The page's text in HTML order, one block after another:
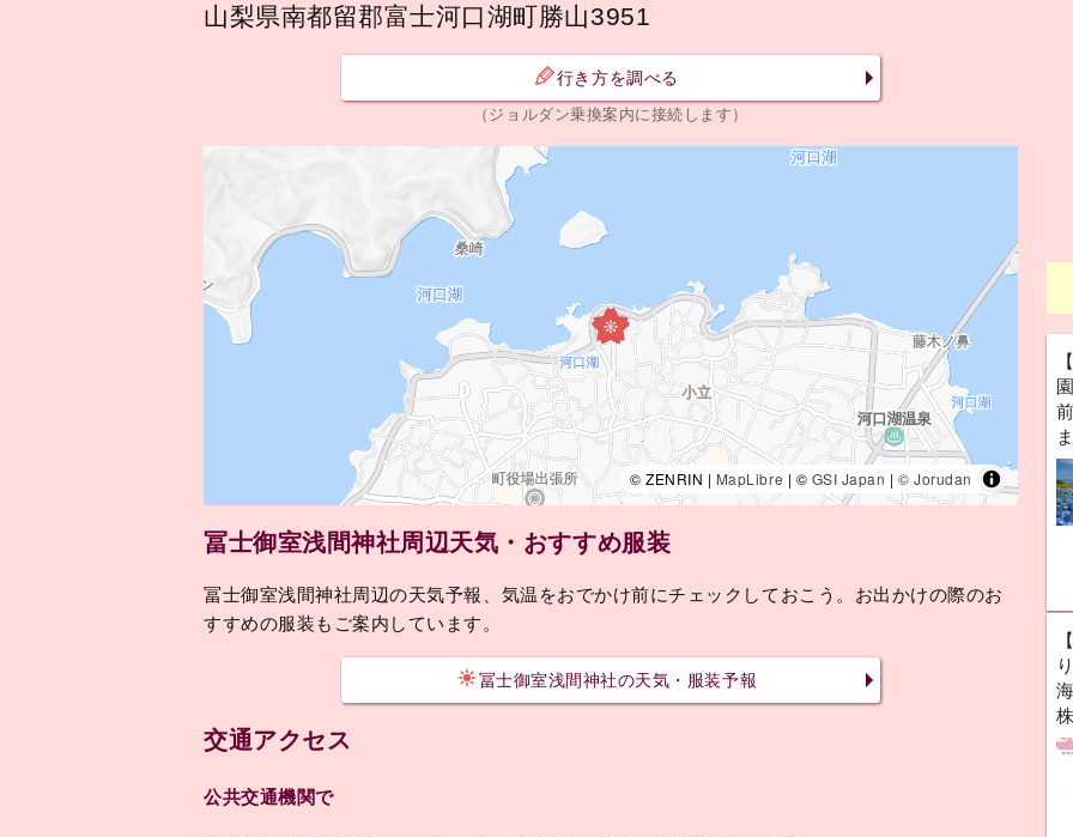
山梨県南都留郡富士河口湖町勝山3951
行き方を調べる
（ジョルダン乗換案内に接続します）
© ZENRIN | MapLibre | © GSI Japan |© Jorudan
冨士御室浅間神社周辺天気・おすすめ服装
冨士御室浅間神社周辺の天気予報、気温をおでかけ前にチェックしておこう。お出かけの際のお
すすめの服装もご案内しています。
冨士御室浅間神社の天気・服装予報
交通アクセス
公共交通機関で